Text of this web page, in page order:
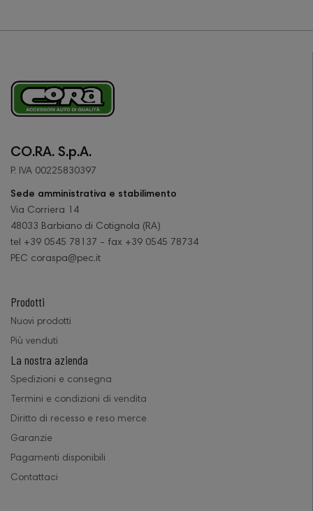
CO.RA. S.p.A.
P. IVA 00225830397
Sede amministrativa e stabilimento
Via Corriera 14
48033 Barbiano di Cotignola (RA)
tel +39 0545 78137 - fax +39 0545 78734
PEC coraspa@pec.it
Prodotti
Nuovi prodotti
Più venduti
La nostra azienda
Spedizioni e consegna
Termini e condizioni di vendita
Diritto di recesso e reso merce
Garanzie
Pagamenti disponibili
Contattaci